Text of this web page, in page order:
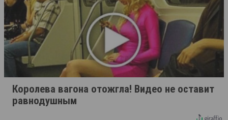
Королева вагона отожгла! Видео не оставит
равнодушным